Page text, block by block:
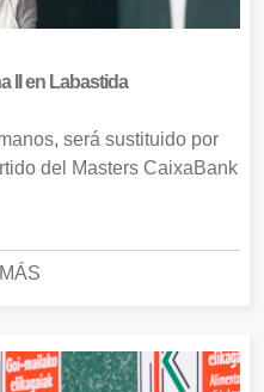
II en Labastida
será sustituido por
del Masters CaixaBank